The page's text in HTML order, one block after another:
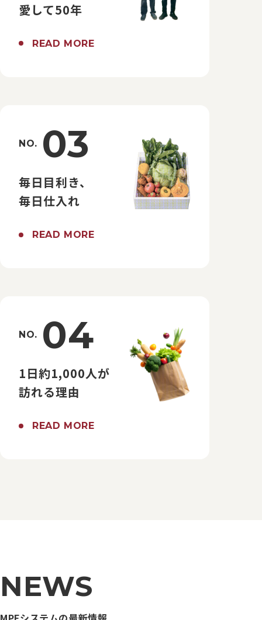
愛して50年
READ MORE
NO. 03
毎日目利き、
毎日仕入れ
READ MORE
NO. 04
1日約1,000人が
訪れる理由
READ MORE
NEWS